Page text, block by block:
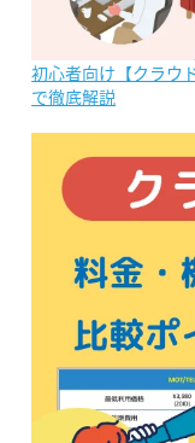
初心者向け【クラウ
で徹底解説